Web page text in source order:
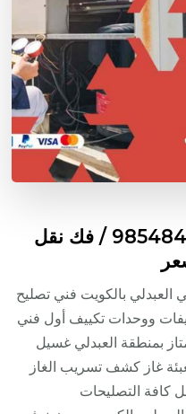
شركة تكييف العبدلي / 98548488 / فك نقل
بالكويت فني تصليح
ووحدات تكييف أول فني
بمنطقة العبدلي غسيل
غاز كشف تسريب الغاز
كافة التصليحات